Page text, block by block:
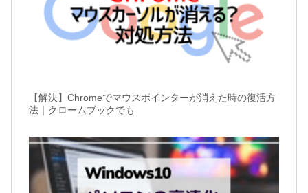
【解決】Chromeでマウスポインターが消えた時の復活方
法｜クロームブックでも